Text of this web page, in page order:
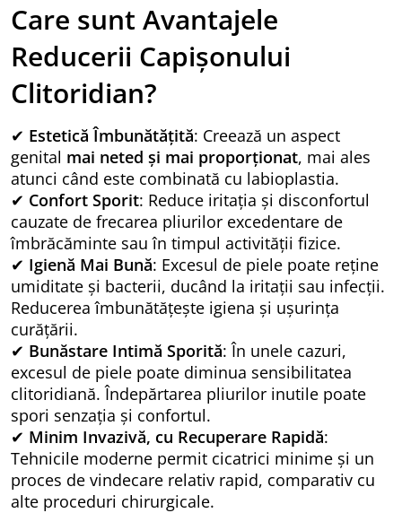
Care sunt Avantajele
Reducerii Capișonului
Clitoridian?
✔ Estetică Îmbunătățită: Creează un aspect
genital mai neted și mai proporționat, mai ales
atunci când este combinată cu labioplastia.
✔ Confort Sporit: Reduce iritația și disconfortul
cauzate de frecarea pliurilor excedentare de
îmbrăcăminte sau în timpul activității fizice.
✔ Igienă Mai Bună: Excesul de piele poate reține
umiditate și bacterii, ducând la iritații sau infecții.
Reducerea îmbunătățește igiena și ușurința
curățării.
✔ Bunăstare Intimă Sporită: În unele cazuri,
excesul de piele poate diminua sensibilitatea
clitoridiană. Îndepărtarea pliurilor inutile poate
spori senzația și confortul.
✔ Minim Invazivă, cu Recuperare Rapidă:
Tehnicile moderne permit cicatrici minime și un
proces de vindecare relativ rapid, comparativ cu
alte proceduri chirurgicale.